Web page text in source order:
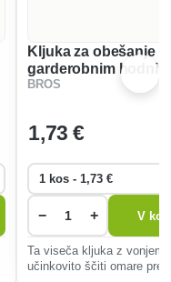
Kljuka za obešanje
garderobnim
vonjem sivke
BROS
1,73 €
− + V
Ta viseča kljuka z vonjem
učinkovito ščiti omare